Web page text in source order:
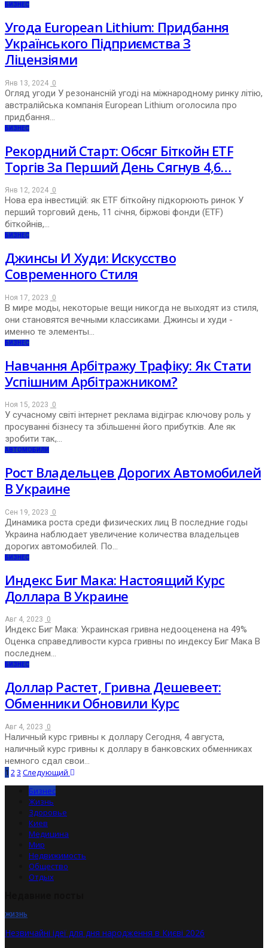
БИЗНЕС
Угода European Lithium: Придбання
Українського Підприємства З
Ліцензіями
Янв 13, 2024 0
Огляд угоди У резонансній угоді на міжнародному ринку літію,
австралійська компанія European Lithium оголосила про
придбання…
БИЗНЕС
Рекордний Старт: Обсяг Біткойн ETF
Торгів За Перший День Сягнув 4,6…
Янв 12, 2024 0
Нова ера інвестицій: як ETF біткойну підкорюють ринок У
перший торговий день, 11 січня, біржові фонди (ETF)
біткойнів,…
БИЗНЕС
Джинсы И Худи: Искусство
Cовременного Cтиля
Ноя 17, 2023 0
В мире моды, некоторые вещи никогда не выходят из стиля,
они становятся вечными классиками. Джинсы и худи -
именно те элементы…
БИЗНЕС
Навчання Арбітражу Трафіку: Як Стати
Успішним Арбітражником?
Ноя 15, 2023 0
У сучасному світі інтернет реклама відіграє ключову роль у
просуванні бізнесу та збільшенні його прибутків. Але як
зробити так,…
АВТОМОБИЛИ
Рост Владельцев Дорогих Автомобилей
В Украине
Сен 19, 2023 0
Динамика роста среди физических лиц В последние годы
Украина наблюдает увеличение количества владельцев
дорогих автомобилей. По…
БИЗНЕС
Индекс Биг Мака: Настоящий Курс
Доллара В Украине
Авг 4, 2023 0
Индекс Биг Мака: Украинская гривна недооценена на 49%
Оценка справедливости курса гривны по индексу Биг Мака В
последнем…
БИЗНЕС
Доллар Растет, Гривна Дешевеет:
Обменники Обновили Курс
Авг 4, 2023 0
Наличный курс гривны к доллару Сегодня, 4 августа,
наличный курс гривны к доллару в банковских обменниках
немного сдал свои…
1 2 3 Следующий
Бизнес
Жизнь
Здоровье
Киев
Медицина
Мир
Недвижимость
Общество
Отдых
ЖИЗНЬ
Незвичайні ідеї для дня народження в Києві 2026